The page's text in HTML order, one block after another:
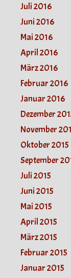
Juli 2016
Juni 2016
Mai 2016
April 2016
März 2016
Februar 2016
Januar 2016
Dezember
November
Oktober 2015
September
Juli 2015
Juni 2015
Mai 2015
April 2015
März 2015
Februar 2015
Januar 2015